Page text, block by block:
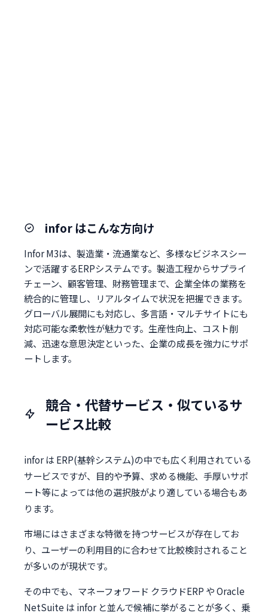
infor はこんな方向け
Infor M3は、製造業・流通業など、多様なビジネスシー
ンで活躍するERPシステムです。製造工程からサプライ
チェーン、顧客管理、財務管理まで、企業全体の業務を
統合的に管理し、リアルタイムで状況を把握できます。
グローバル展開にも対応し、多言語・マルチサイトにも
対応可能な柔軟性が魅力です。生産性向上、コスト削
減、迅速な意思決定といった、企業の成長を強力にサポ
ートします。
競合・代替サービス・似ているサ
ービス比較
infor は ERP(基幹システム)の中でも広く利用されている
サービスですが、目的や予算、求める機能、手厚いサポ
ート等によっては他の選択肢がより適している場合もあ
ります。
市場にはさまざまな特徴を持つサービスが存在してお
り、ユーザーの利用目的に合わせて比較検討されること
が多いのが現状です。
その中でも、マネーフォワード クラウドERP や Oracle
NetSuite は infor と並んで候補に挙がることが多く、乗